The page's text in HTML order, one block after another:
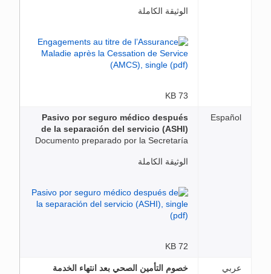
الوثيقة الكاملة
73 KB
Español
Pasivo por seguro médico después
de la separación del servicio (ASHI)
Documento preparado por la Secretaría
الوثيقة الكاملة
72 KB
عربي
خصوم التأمين الصحي بعد انتهاء الخدمة